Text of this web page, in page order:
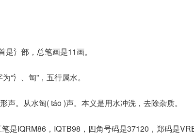
是氵部，总笔画是11画。
“氵、匋”，五行属水。
声。从水匋( táo )声。本义是用水冲洗，去除杂质。
笔是IQRM86，IQTB98，四角号码是37120，郑码是